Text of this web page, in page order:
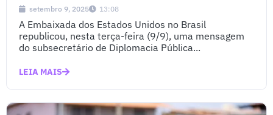
setembro 9, 2025 13:08
A Embaixada dos Estados Unidos no Brasil
republicou, nesta terça-feira (9/9), uma mensagem
do subsecretário de Diplomacia Pública...
LEIA MAIS